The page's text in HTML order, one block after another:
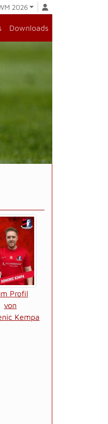
2026
Downloads
Profil
von
Kempa